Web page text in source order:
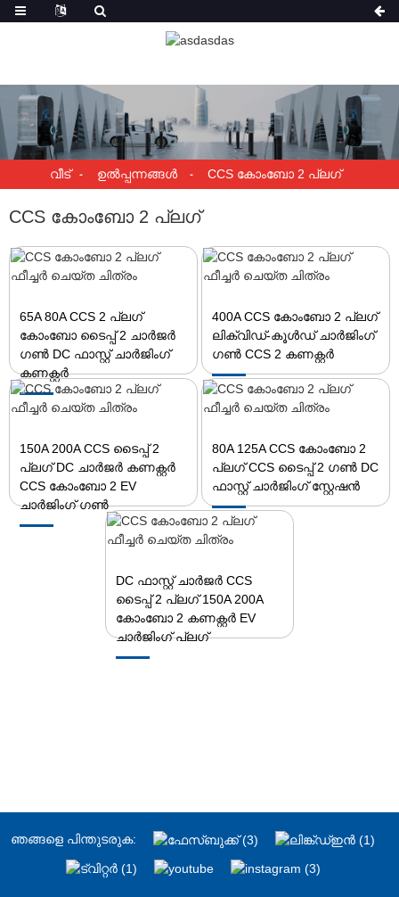
വീട് ഉൽപ്പന്നങ്ങൾ CCS കോംബോ 2 പ്ലഗ്
CCS കോംബോ 2 പ്ലഗ്
65A 80A CCS 2 പ്ലഗ്
കോംബോ ടൈപ്പ് 2 ചാർജർ
ഗൺ DC ഫാസ്റ്റ് ചാർജിംഗ്
കണക്റ്റർ
400A CCS കോംബോ 2 പ്ലഗ്
ലിക്വിഡ്-കൂൾഡ് ചാർജിംഗ്
ഗൺ CCS 2 കണക്റ്റർ
150A 200A CCS ടൈപ്പ് 2
പ്ലഗ് DC ചാർജർ കണക്റ്റർ
CCS കോംബോ 2 EV
ചാർജിംഗ് ഗൺ
80A 125A CCS കോംബോ 2
പ്ലഗ് CCS ടൈപ്പ് 2 ഗൺ DC
ഫാസ്റ്റ് ചാർജിംഗ് സ്റ്റേഷൻ
DC ഫാസ്റ്റ് ചാർജർ CCS
ടൈപ്പ് 2 പ്ലഗ് 150A 200A
കോംബോ 2 കണക്റ്റർ EV
ചാർജിംഗ് പ്ലഗ്
ഞങ്ങളെ പിന്തുടരുക: